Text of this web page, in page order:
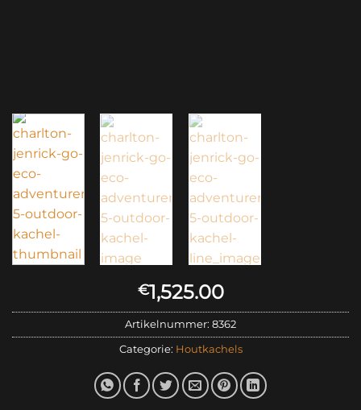
€1,525.00
Artikelnummer: 8362
Categorie: Houtkachels